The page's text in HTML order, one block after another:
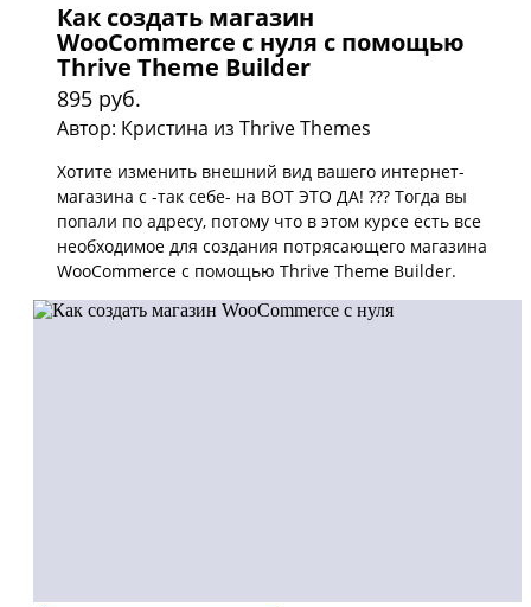
Как создать магазин
WooCommerce с нуля с помощью
Thrive Theme Builder
895 руб.
Автор: Кристина из Thrive Themes
Хотите изменить внешний вид вашего интернет-
магазина с -так себе- на ВОТ ЭТО ДА! ??? Тогда вы
попали по адресу, потому что в этом курсе есть все
необходимое для создания потрясающего магазина
WooCommerce с помощью Thrive Theme Builder.